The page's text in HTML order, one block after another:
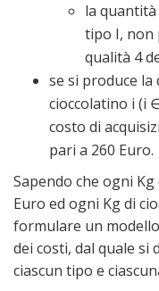
la
tipo I, non
qualità 4
se si produce la
cioccolatino i (i
costo di
pari a 260 Euro.
Sapendo che ogni
Euro ed ogni Kg di
formulare un
dei costi, dal quale si
ciascun tipo e